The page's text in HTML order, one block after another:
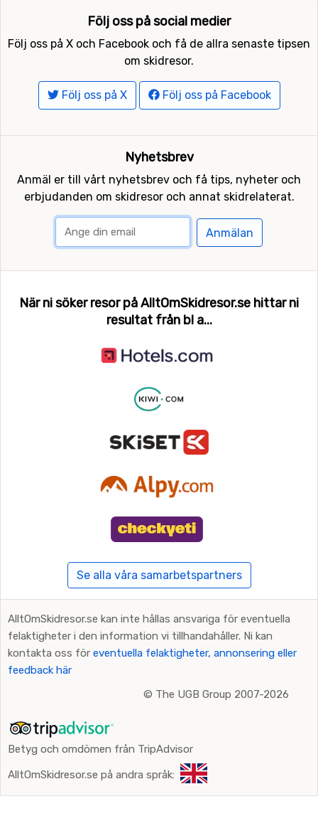
Följ oss på social medier
Följ oss på X och Facebook och få de allra senaste tipsen
om skidresor.
Följ oss på X Följ oss på Facebook
Nyhetsbrev
Anmäl er till vårt nyhetsbrev och få tips, nyheter och
erbjudanden om skidresor och annat skidrelaterat.
Anmälan
När ni söker resor på AlltOmSkidresor.se hittar ni
resultat från bl a...
Se alla våra samarbetspartners
AlltOmSkidresor.se kan inte hållas ansvariga för eventuella
felaktigheter i den information vi tillhandahåller. Ni kan
kontakta oss för eventuella felaktigheter, annonsering eller
feedback här
© The UGB Group 2007-2026
Betyg och omdömen från TripAdvisor
AlltOmSkidresor.se på andra språk: